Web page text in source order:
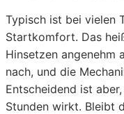
Typisch ist bei vielen
Startkomfort. Das
Hinsetzen
nach, und die
Entscheidend ist
Stunden wirkt. Bleibt